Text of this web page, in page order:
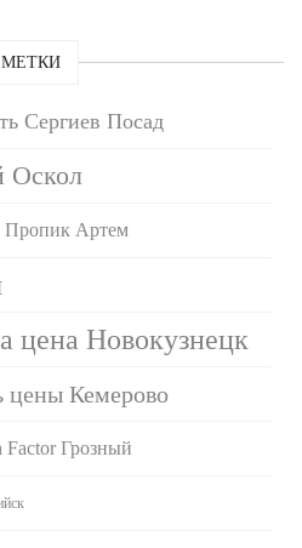
МЕТКИ
Сергиев Посад
Оскол
Пропик Артем
цена Новокузнецк
цены Кемерово
Factor Грозный